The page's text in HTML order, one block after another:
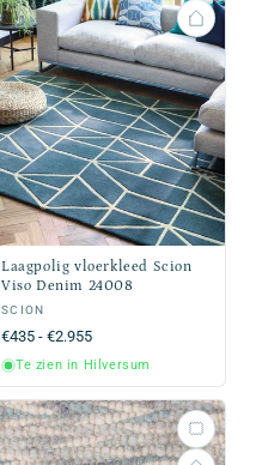
Laagpolig vloerkleed Scion
Viso Denim 24008
Verkoper:
SCION
Normale
prijs
€435 - €2.955
Te zien in Hilversum